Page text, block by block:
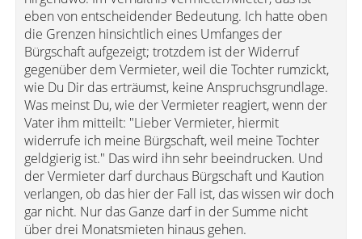
eben von entscheidender Bedeutung. Ich hatte oben
die Grenzen hinsichtlich eines Umfanges der
Bürgschaft aufgezeigt; trotzdem ist der Widerruf
gegenüber dem Vermieter, weil die Tochter rumzickt,
wie Du Dir das erträumst, keine Anspruchsgrundlage.
Was meinst Du, wie der Vermieter reagiert, wenn der
Vater ihm mitteilt: "Lieber Vermieter, hiermit
widerrufe ich meine Bürgschaft, weil meine Tochter
geldgierig ist." Das wird ihn sehr beeindrucken. Und
der Vermieter darf durchaus Bürgschaft und Kaution
verlangen, ob das hier der Fall ist, das wissen wir doch
gar nicht. Nur das Ganze darf in der Summe nicht
über drei Monatsmieten hinaus gehen.